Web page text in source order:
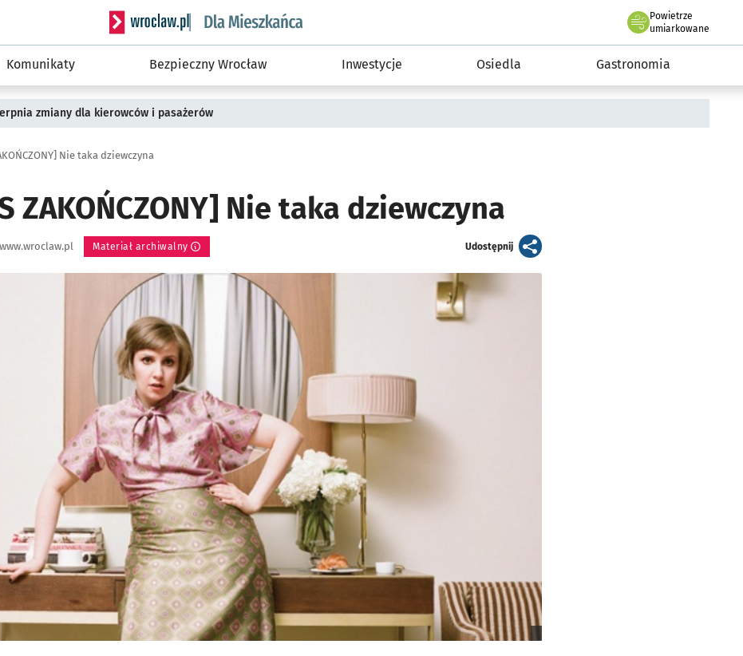
Serwis informacyjny wroclaw.pl podserwis: Dla mieszkańca
Powietrze
we Wrocławiu
umiarkowane
Komunikaty Bezpieczny Wrocław Inwestycje Osiedla Gastronomia
zmiany dla kierowców i pasażerów
Nie taka dziewczyna
ZAKOŃCZONY] Nie taka dziewczyna
Materiał archiwalny Udostępnijartykuł